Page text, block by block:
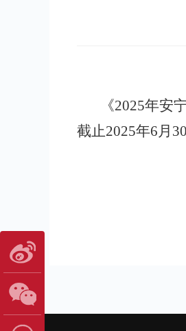
《2025年安
截止2025年6月 30